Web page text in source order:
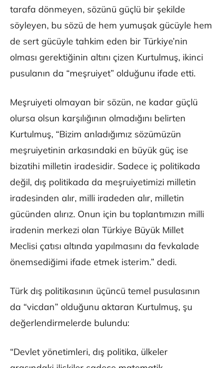
tarafa dönmeyen, sözünü güçlü bir şekilde
söyleyen, bu sözü de hem yumuşak gücüyle hem
de sert gücüyle tahkim eden bir Türkiye’nin
olması gerektiğinin altını çizen Kurtulmuş, ikinci
pusulanın da “meşruiyet” olduğunu ifade etti.
Meşruiyeti olmayan bir sözün, ne kadar güçlü
olursa olsun karşılığının olmadığını belirten
Kurtulmuş, “Bizim anladığımız sözümüzün
meşruiyetinin arkasındaki en büyük güç ise
bizatihi milletin iradesidir. Sadece iç politikada
değil, dış politikada da meşruiyetimizi milletin
iradesinden alır, milli iradeden alır, milletin
gücünden alırız. Onun için bu toplantımızın milli
iradenin merkezi olan Türkiye Büyük Millet
Meclisi çatısı altında yapılmasını da fevkalade
önemsediğimi ifade etmek isterim.” dedi.
Türk dış politikasının üçüncü temel pusulasının
da “vicdan” olduğunu aktaran Kurtulmuş, şu
değerlendirmelerde bulundu:
“Devlet yönetimleri, dış politika, ülkeler